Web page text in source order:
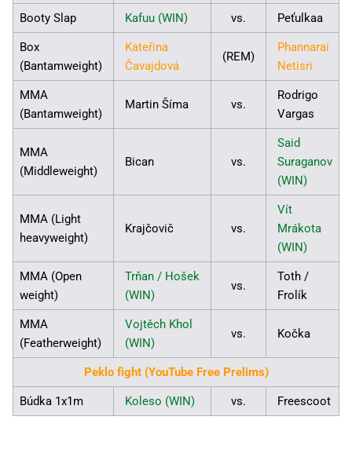
Booty Slap Kafuu (WIN) vs. Peťulkaa
Box
(Bantamweight)
Kateřina
Čavajdová
(REM)
Phannarai
Netisri
MMA
(Bantamweight)
Martin Šíma vs.
Rodrigo
Vargas
MMA
(Middleweight)
Bican vs.
Said
Suraganov
(WIN)
MMA (Light
heavyweight)
Krajčovič vs.
Vít
Mrákota
(WIN)
MMA (Open
weight)
Trňan / Hošek
(WIN)
vs.
Toth /
Frolík
MMA
(Featherweight)
Vojtěch Khol
(WIN)
vs. Kočka
Peklo fight (YouTube Free Prelims)
Búdka 1x1m Koleso (WIN) vs. Freescoot